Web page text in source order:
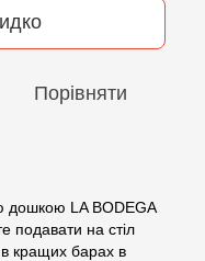
Порівняти
дошкою LA BODEGA
подавати на стіл
в кращих барах в